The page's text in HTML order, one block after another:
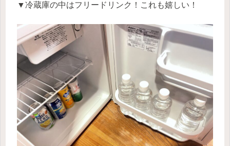
▼冷蔵庫の中はフリードリンク！これも嬉しい！